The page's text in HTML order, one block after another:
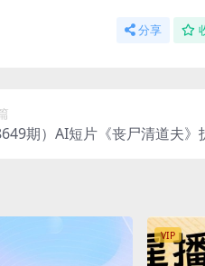
分享
期）AI短片《丧尸清道夫
VIP